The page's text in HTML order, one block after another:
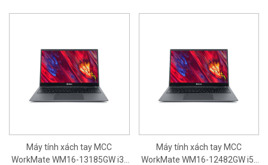
Win11/ 1Yr
Win11/ 1Yr
Máy tính xách tay MCC
WorkMate WM16-13185GW i3-
Máy tính xách tay MCC
WorkMate WM16-12482GW i5-